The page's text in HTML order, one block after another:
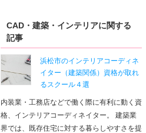
CAD・建築・インテリアに関する
記事
浜松市のインテリアコーディネ
イター（建築関係）資格が取れ
るスクール４選
内装業・工務店などで働く際に有利に動く資
格、インテリアコーディネイター。 建築業
界では、既存住宅に対する暮らしやすさを提